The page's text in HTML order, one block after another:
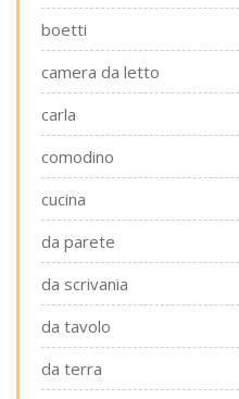
boetti
camera da letto
carla
comodino
cucina
da parete
da scrivania
da tavolo
da terra